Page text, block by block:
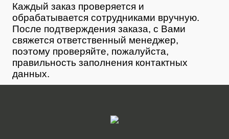
Каждый заказ проверяется и
обрабатывается сотрудниками вручную.
После подтверждения заказа, с Вами
свяжется ответственный менеджер,
поэтому проверяйте, пожалуйста,
правильность заполнения контактных
данных.